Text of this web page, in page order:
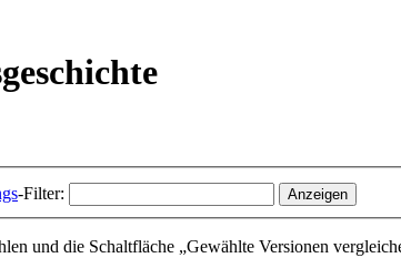
-Filter:
und die Schaltfläche „Gewählte Versionen